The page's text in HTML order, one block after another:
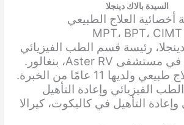
السيدة بالاك دينجلا
أخصائية العلاج الطبيعي
MPT، BPT، CIMT
دينجلا، رئيسة قسم الطب الفيزيائي
وإعادة التأهيل في مستشفى Aster RV، بنغالور.
11 عامًا من الخبرة.
الفيزيائي وإعادة التأهيل
التأهيل في كاليكوت، كيرالا